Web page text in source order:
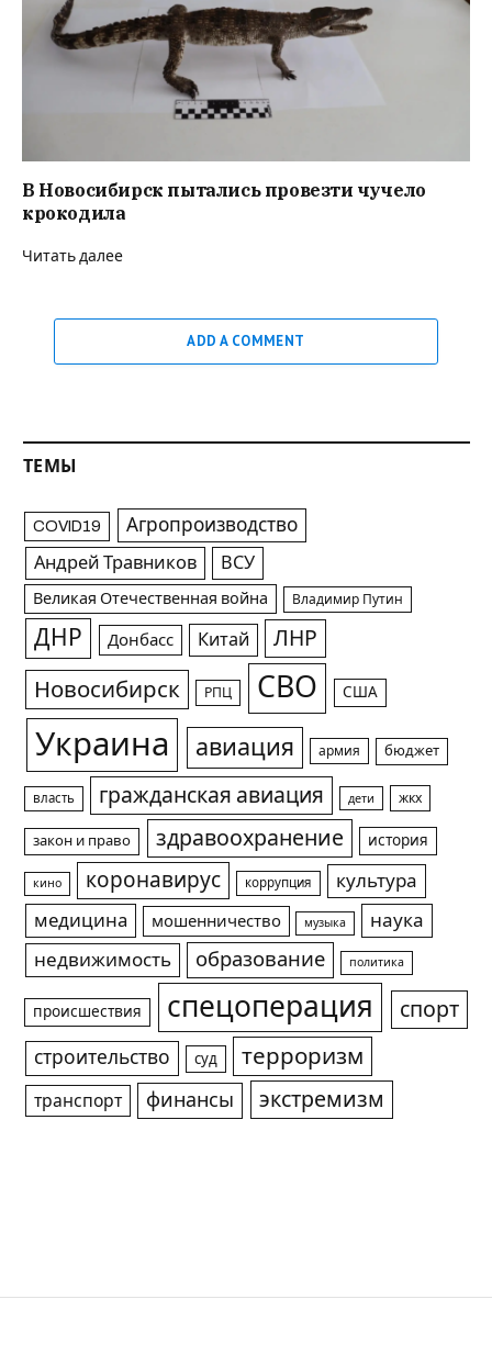
В Новосибирск пытались провезти чучело
крокодила
Читать далее
ADD A COMMENT
ТЕМЫ
COVID19 Агропроизводство
Андрей Травников ВСУ
Великая Отечественная война Владимир Путин
ДНР Донбасс Китай ЛНР
Новосибирск РПЦ СВО США
Украина авиация армия бюджет
власть гражданская авиация дети жкх
закон и право здравоохранение история
кино коронавирус коррупция
культура
медицина
мошенничество музыка
наука
недвижимость
образование политика
происшествия спецоперация спорт
строительство суд терроризм
транспорт финансы экстремизм